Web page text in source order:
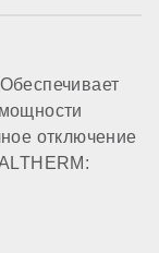
отключение